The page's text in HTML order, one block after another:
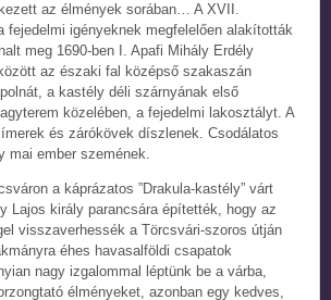
az élmények sorában… A XVII.
fejedelmi igényeknek megfelelően alakították
meg 1690-ben I. Apafi Mihály Erdély
az északi fal középső szakaszán
a kastély déli szárnyának első
közelében, a fejedelmi lakosztályt. A
és zárókövek díszlenek. Csodálatos
mai ember szemének.
a káprázatos ”Drakula-kastély” várt
Lajos király parancsára építették, hogy az
visszaverhessék a Törcsvári-szoros útján
éhes havasalföldi csapatok
nagy izgalommal léptünk be a várba,
élményeket, azonban egy kedves,